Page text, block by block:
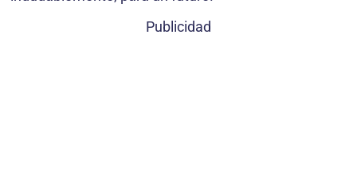
Publicidad